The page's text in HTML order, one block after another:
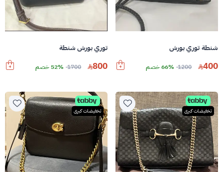
شنطة توري بورش
400
1200 66% خصم
توري بورش شنطة
800
1700 52% خصم
تخفيضات كبرى تخفيضات كبرى